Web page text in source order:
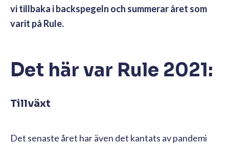
vi tillbaka i backspegeln och summerar året som
varit på Rule.
Det här var Rule 2021:
Tillväxt
Det senaste året har även det kantats av pandemi